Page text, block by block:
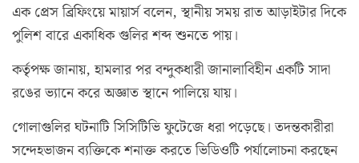
এক প্রেস ব্রিফিংয়ে মায়ার্স বলেন, স্থানীয় সময় রাত আড়াইটার দিকে
পুলিশ বারে একাধিক গুলির শব্দ শুনতে পায়।
কর্তৃপক্ষ জানায়, হামলার পর বন্দুকধারী জানালাবিহীন একটি সাদা
রঙের ভ্যানে করে অজ্ঞাত স্থানে পালিয়ে যায়।
গোলাগুলির ঘটনাটি সিসিটিভি ফুটেজে ধরা পড়েছে। তদন্তকারীরা
সন্দেহভাজন ব্যক্তিকে শনাক্ত করতে ভিডিওটি পর্যালোচনা করছেন